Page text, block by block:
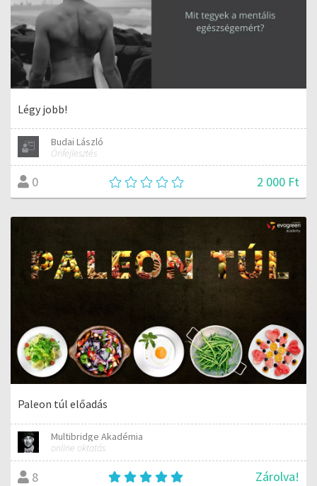
Légy jobb!
Budai László
Önfejlesztés
0 2 000 Ft
Paleon túl előadás
Multibridge Akadémia
online oktatás
8 Zárolva!